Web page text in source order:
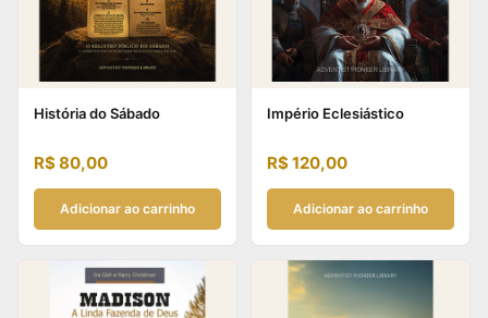
História do Sábado
R$80,00
Adicionar ao carrinho
Império Eclesiástico
R$120,00
Adicionar ao carrinho